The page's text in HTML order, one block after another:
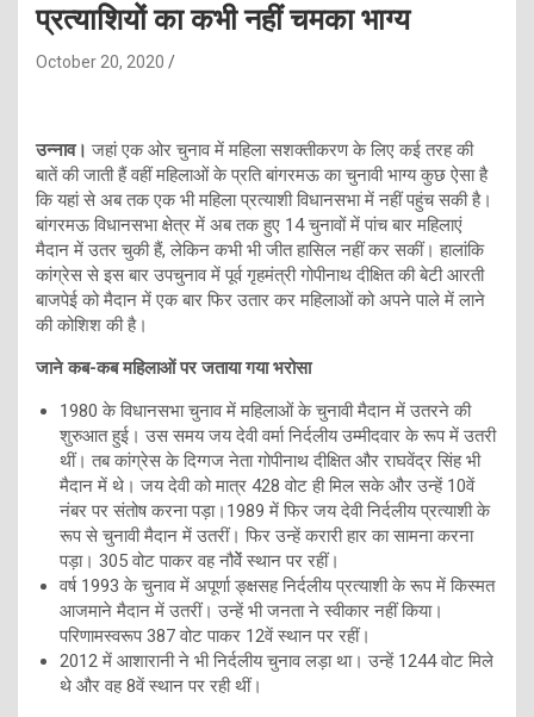
प्रत्याशियों का कभी नहीं चमका भाग्य
October 20, 2020
उन्नाव।जहां एक ओर चुनाव में महिला सशक्तीकरण के लिए कई तरह की
बातें की जाती हैं वहीं महिलाओं के प्रति बांगरमऊ का चुनावी भाग्य कुछ ऐसा है
कि यहां से अब तक एक भी महिला प्रत्याशी विधानसभा में नहीं पहुंच सकी है।
बांगरमऊ विधानसभा क्षेत्र में अब तक हुए 14 चुनावों में पांच बार महिलाएं
मैदान में उतर चुकी हैं, लेकिन कभी भी जीत हासिल नहीं कर सकीं। हालांकि
कांग्रेस से इस बार उपचुनाव में पूर्व गृहमंत्री गोपीनाथ दीक्षित की बेटी आरती
बाजपेई को मैदान में एक बार फिर उतार कर महिलाओं को अपने पाले में लाने
की कोशिश की है।
जाने कब-कब महिलाओं पर जताया गया भरोसा
1980 के विधानसभा चुनाव में महिलाओं के चुनावी मैदान में उतरने की
शुरुआत हुई। उस समय जय देवी वर्मा निर्दलीय उम्मीदवार के रूप में उतरी
थीं। तब कांग्रेस के दिग्गज नेता गोपीनाथ दीक्षित और राघवेंद्र सिंह भी
मैदान में थे। जय देवी को मात्र 428 वोट ही मिल सके और उन्हें 10वें
नंबर पर संतोष करना पड़ा।1989 में फिर जय देवी निर्दलीय प्रत्याशी के
रूप से चुनावी मैदान में उतरीं। फिर उन्हें करारी हार का सामना करना
पड़ा। 305 वोट पाकर वह नौवेेंं स्थान पर रहीं।
वर्ष 1993 के चुनाव में अपूर्णा ङ्क्षसह निर्दलीय प्रत्याशी के रूप में किस्मत
आजमाने मैदान में उतरीं। उन्हें भी जनता ने स्वीकार नहीं किया।
परिणामस्वरूप 387 वोट पाकर 12वें स्थान पर रहीं।
2012 में आशारानी ने भी निर्दलीय चुनाव लड़ा था। उन्हें 1244 वोट मिले
थे और वह 8वें स्थान पर रही थीं।